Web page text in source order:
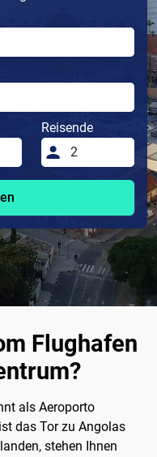
Reisende
Flughafen
als Aeroporto
das Tor zu Angolas
stehen Ihnen